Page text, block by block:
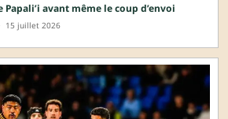
Papali’i avant même le coup d’envoi
15 juillet 2026